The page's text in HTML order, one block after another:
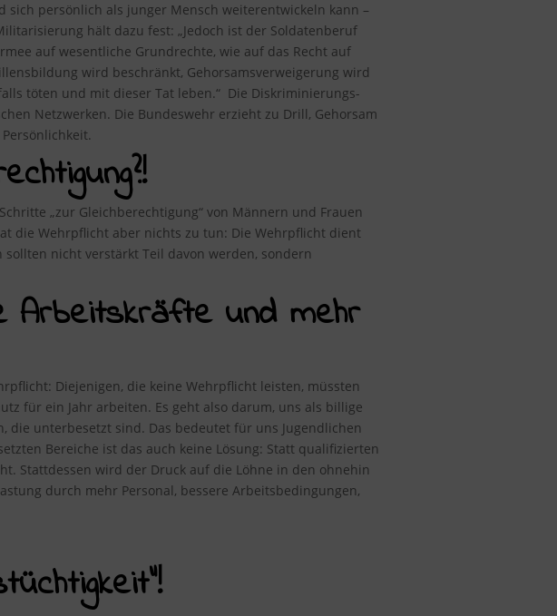
sich persönlich als junger Mensch weiterentwickeln kann –
hält dazu fest: „Jedoch ist der Soldatenberuf
auf wesentliche Grundrechte, wie auf das Recht auf
wird beschränkt, Gehorsamsverweigerung wird
töten und mit dieser Tat leben.“ Die Diskriminierungs-
Netzwerken. Die Bundeswehr erzieht zu Drill, Gehorsam
„zur Gleichberechtigung“ von Männern und Frauen
die Wehrpflicht aber nichts zu tun: Die Wehrpflicht dient
nicht verstärkt Teil davon werden, sondern
Arbeitskräfte und mehr
Diejenigen, die keine Wehrpflicht leisten, müssten
für ein Jahr arbeiten. Es geht also darum, uns als billige
unterbesetzt sind. Das bedeutet für uns Jugendlichen
Bereiche ist das auch keine Lösung: Statt qualifizierten
Stattdessen wird der Druck auf die Löhne in den ohnehin
durch mehr Personal, bessere Arbeitsbedingungen,